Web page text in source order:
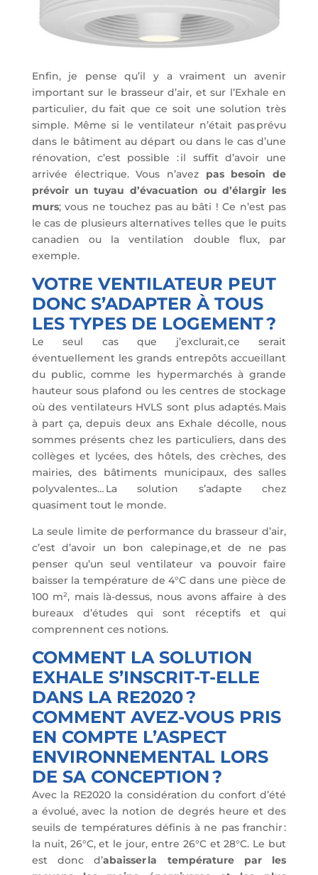
Enfin, je pense qu’il y a vraiment un avenir
important sur le brasseur d’air, et sur l’Exhale en
particulier, du fait que ce soit une solution très
simple. Même si le ventilateur n’était pas prévu
dans le bâtiment au départ ou dans le cas d’une
rénovation, c’est possible : il suffit d’avoir une
arrivée électrique. Vous n’avez pas besoin de
prévoir un tuyau d’évacuation ou d’élargir les
murs; vous ne touchez pas au bâti ! Ce n’est pas
le cas de plusieurs alternatives telles que le puits
canadien ou la ventilation double flux, par
exemple.
VOTRE VENTILATEUR PEUT
DONC S’ADAPTER À TOUS
LES TYPES DE LOGEMENT ?
Le seul cas que j’exclurait, ce serait
éventuellement les grands entrepôts accueillant
du public, comme les hypermarchés à grande
hauteur sous plafond ou les centres de stockage
où des ventilateurs HVLS sont plus adaptés. Mais
à part ça, depuis deux ans Exhale décolle, nous
sommes présents chez les particuliers, dans des
collèges et lycées, des hôtels, des crèches, des
mairies, des bâtiments municipaux, des salles
polyvalentes… La solution s’adapte chez
quasiment tout le monde.
La seule limite de performance du brasseur d’air,
c’est d’avoir un bon calepinage, et de ne pas
penser qu’un seul ventilateur va pouvoir faire
baisser la température de 4°C dans une pièce de
100 m², mais là-dessus, nous avons affaire à des
bureaux d’études qui sont réceptifs et qui
comprennent ces notions.
COMMENT LA SOLUTION
EXHALE S’INSCRIT-T-ELLE
DANS LA RE2020 ?
COMMENT AVEZ-VOUS PRIS
EN COMPTE L’ASPECT
ENVIRONNEMENTAL LORS
DE SA CONCEPTION ?
Avec la RE2020 la considération du confort d’été
a évolué, avec la notion de degrés heure et des
seuils de températures définis à ne pas franchir :
la nuit, 26°C, et le jour, entre 26°C et 28°C. Le but
est donc d’abaisser la température par les